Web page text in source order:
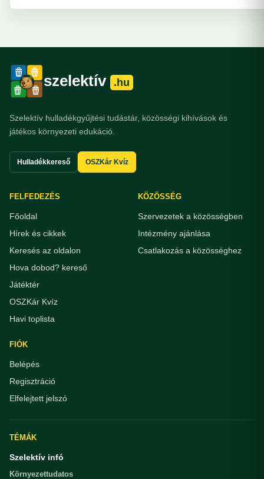
szelektív .hu
Szelektív hulladékgyűjtési tudástár, közösségi kihívások és
játékos környezeti edukáció.
Hulladékkereső OSZKár Kvíz
FELFEDEZÉS
Főoldal
Hírek és cikkek
Keresés az oldalon
Hova dobod? kereső
Játéktér
OSZKár Kvíz
Havi toplista
KÖZÖSSÉG
Szervezetek a közösségben
Intézmény ajánlása
Csatlakozás a közösséghez
FIÓK
Belépés
Regisztráció
Elfelejtett jelszó
TÉMÁK
Szelektív infó
Környezettudatos